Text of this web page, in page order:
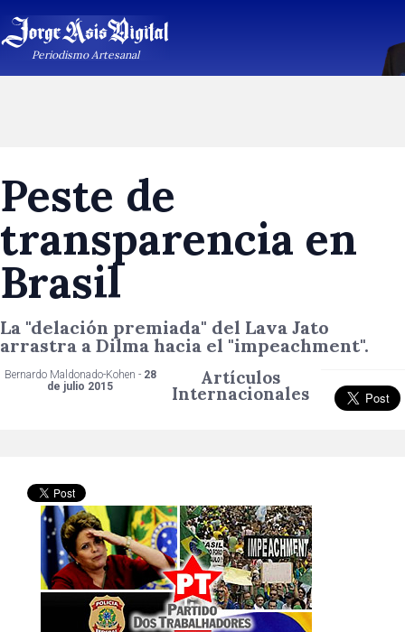
Periodismo Artesanal
Peste de
transparencia en
Brasil
La "delación premiada" del Lava Jato
arrastra a Dilma hacia el "impeachment".
Bernardo Maldonado-Kohen - 28
de julio 2015
Artículos
Internacionales